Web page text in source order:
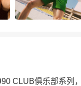
CLUB俱乐部系列